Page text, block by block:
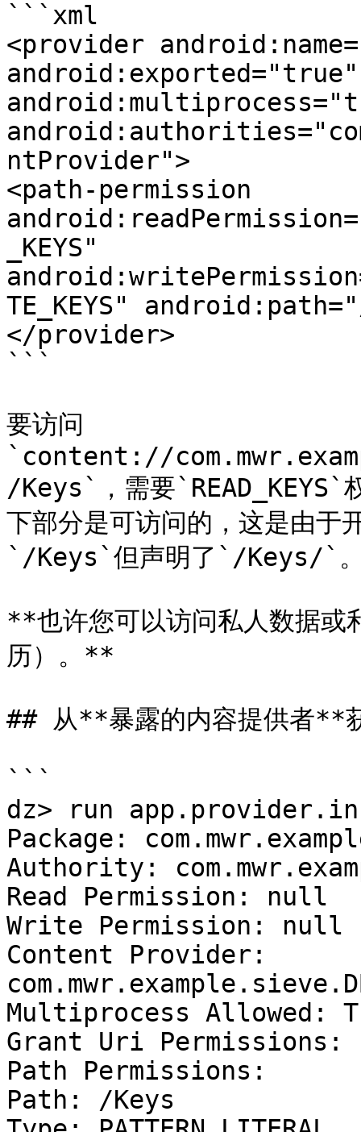
```xml
<provider
android:exported="true"
ntProvider">
<path-permission
_KEYS"
TE_KEYS"
</provider>
```
要访问
`content://
/Keys`，需要
下部分是可访问的，这是由于
`/Keys`但声明了`/Keys/`
**也许您可以访问私人数据或
历）。**
## 从**暴露的内容提供者**
```
dz> run
Package:
Authority:
Read Permission: null
Write Permission: null
Content Provider:
Multiprocess Allowed:
Grant Uri Permissions:
Path Permissions:
Path: /Keys